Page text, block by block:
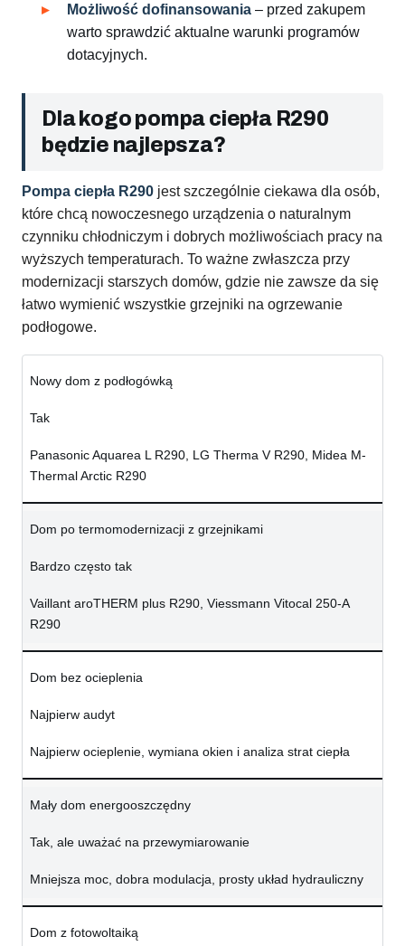
Możliwość dofinansowania – przed zakupem
warto sprawdzić aktualne warunki programów
dotacyjnych.
Dla kogo pompa ciepła R290
będzie najlepsza?
Pompa ciepła R290 jest szczególnie ciekawa dla osób,
które chcą nowoczesnego urządzenia o naturalnym
czynniku chłodniczym i dobrych możliwościach pracy na
wyższych temperaturach. To ważne zwłaszcza przy
modernizacji starszych domów, gdzie nie zawsze da się
łatwo wymienić wszystkie grzejniki na ogrzewanie
podłogowe.
Nowy dom z podłogówką
Tak
Panasonic Aquarea L R290, LG Therma V R290, Midea M-
Thermal Arctic R290
Dom po termomodernizacji z grzejnikami
Bardzo często tak
Vaillant aroTHERM plus R290, Viessmann Vitocal 250-A
R290
Dom bez ocieplenia
Najpierw audyt
Najpierw ocieplenie, wymiana okien i analiza strat ciepła
Mały dom energooszczędny
Tak, ale uważać na przewymiarowanie
Mniejsza moc, dobra modulacja, prosty układ hydrauliczny
Dom z fotowoltaiką